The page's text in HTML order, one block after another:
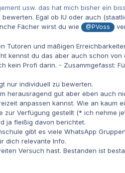
usw. das hat mich bisher ein
Egal ob IU oder auch
Fächer wirst du wie
@PVoss
Tutoren und mäßigen
kennst du das aber auch schon von
kein Profi darin. - Zusammgefasst:
nur individuell zu bewerten.
herausragend gut aber eben auch
anpassen kannst. Wie an kaum
Verfügung gestellt (* ich nehme
ja fleißig davon berichtet.
gibt es viele WhatsApp
dich relevante Info.
Versuch hast. Bestanden ist